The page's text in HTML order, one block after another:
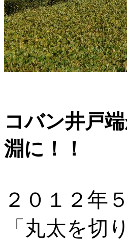
コバン井戸
淵に！！
２０１２年
「丸太を切